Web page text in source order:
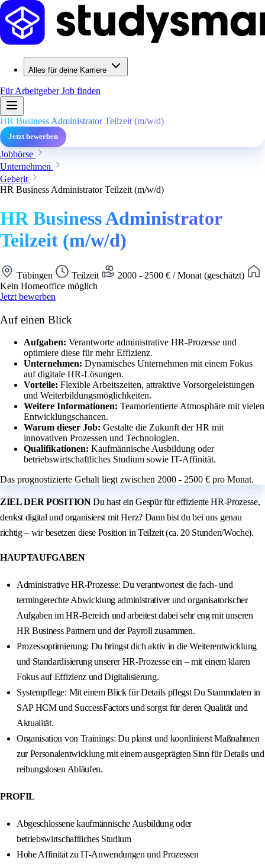
Alles für deine Karriere
Für ArbeitgeberJob finden
HR Business Administrator Teilzeit (m/w/d)
Jetzt bewerben
Jobbörse
Unternehmen
Geberit
HR Business Administrator Teilzeit (m/w/d)
HR Business Administrator
Teilzeit (m/w/d)
Tübingen Teilzeit
2000 - 2500 € / Monat (geschätzt)
Kein Homeoffice möglich
Jetzt bewerben
Auf einen Blick
Aufgaben: Verantworte administrative HR-Prozesse und
optimiere diese für mehr Effizienz.
Unternehmen: Dynamisches Unternehmen mit einem Fokus
auf digitale HR-Lösungen.
Vorteile: Flexible Arbeitszeiten, attraktive Vorsorgeleistungen
und Weiterbildungsmöglichkeiten.
Weitere Informationen: Teamorientierte Atmosphäre mit vielen
Entwicklungschancen.
Warum dieser Job: Gestalte die Zukunft der HR mit
innovativen Prozessen und Technologien.
Qualifikationen: Kaufmännische Ausbildung oder
betriebswirtschaftliches Studium sowie IT-Affinität.
Das prognostizierte Gehalt liegt zwischen 2000 - 2500 € pro Monat.
ZIEL DER POSITIONDu hast ein Gespür für effiziente HR-Prozesse,
denkst digital und organisierst mit Herz? Dann bist du bei uns genau
richtig – wir besetzen diese Position in Teilzeit (ca. 20 Stunden/Woche).
HAUPTAUFGABEN
Administrative HR-Prozesse: Du verantwortest die fach- und
termingerechte Abwicklung administrativer und organisatorischer
Aufgaben im HR-Bereich und arbeitest dabei sehr eng mit unseren
HR Business Partnern und der Payroll zusammen.
Prozessoptimierung: Du bringst dich aktiv in die Weiterentwicklung
und Standardisierung unserer HR-Prozesse ein – mit einem klaren
Fokus auf Effizienz und Digitalisierung.
Systempflege: Mit einem Blick für Details pflegst Du Stammdaten in
SAP HCM und SuccessFactors und sorgst für deren Qualität und
Aktualität.
Organisation von Trainings: Du planst und koordinierst Maßnahmen
zur Personalentwicklung mit einem ausgeprägten Sinn für Details und
reibungslosen Abläufen.
PROFIL
Abgeschlossene kaufmännische Ausbildung oder
betriebswirtschaftliches Studium
Hohe Affinität zu IT-Anwendungen und Prozessen